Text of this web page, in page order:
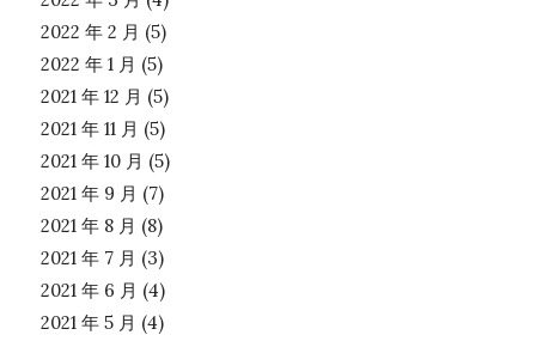
2022 年 2 月 (5)
2022 年 1 月 (5)
2021 年 12 月 (5)
2021 年 11 月 (5)
2021 年 10 月 (5)
2021 年 9 月 (7)
2021 年 8 月 (8)
2021 年 7 月 (3)
2021 年 6 月 (4)
2021 年 5 月 (4)